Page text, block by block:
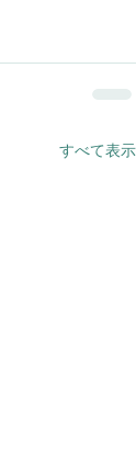
すべて表示